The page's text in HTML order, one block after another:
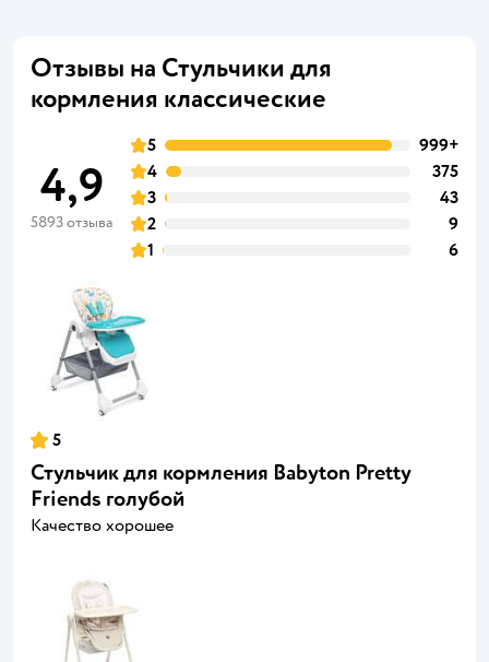
Отзывы на Стульчики для
кормления классические
4,9
5893 отзыва
5
999+
4
375
3
43
2
9
1
6
5
Стульчик для кормления Babyton Pretty
Friends голубой
Качество хорошее